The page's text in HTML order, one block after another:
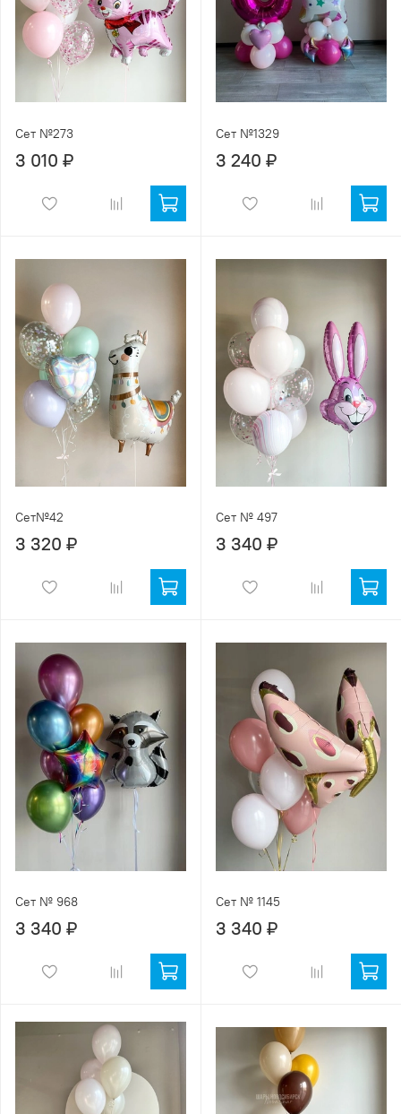
Сет №273
3 010 ₽
Сет №1329
3 240 ₽
Сет№42
3 320 ₽
Сет № 497
3 340 ₽
Сет № 968
3 340 ₽
Сет № 1145
3 340 ₽